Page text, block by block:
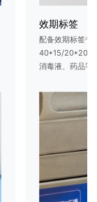
效期标签
配备效期标签专
40*15/
消毒液、药品等